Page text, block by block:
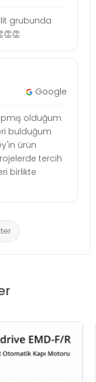
grubunda
Google
olduğum
bulduğum
ürün
tercih
birlikte